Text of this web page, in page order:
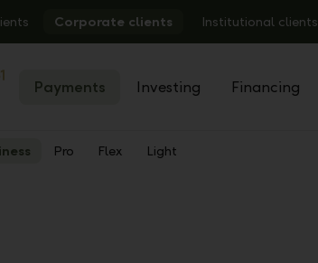
Corporate clients Institutional clients
Payments Investing Financing
Pro Flex Light